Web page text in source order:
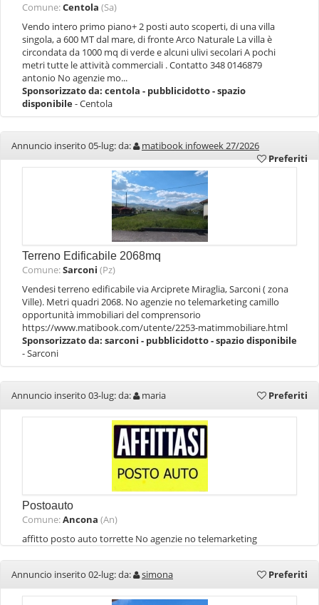
Comune:Centola (Sa)
Vendo intero primo piano+ 2 posti auto scoperti, di una villa
singola, a 600 MT dal mare, di fronte Arco Naturale La villa è
circondata da 1000 mq di verde e alcuni ulivi secolari A pochi
metri tutte le attività commerciali . Contatto 348 0146879
antonio No agenzie mo...
Sponsorizzato da: centola - pubblicidotto - spazio
disponibile- Centola
Annuncio inserito 05-lug: da:
matibook infoweek 27/2026
Preferiti
Terreno Edificabile 2068mq
Comune:Sarconi (Pz)
Vendesi terreno edificabile via Arciprete Miraglia, Sarconi ( zona
Ville). Metri quadri 2068. No agenzie no telemarketing camillo
opportunità immobiliari del comprensorio
https://www.matibook.com/utente/2253-matimmobiliare.html
Sponsorizzato da: sarconi - pubblicidotto - spazio disponibile
- Sarconi
Annuncio inserito 03-lug: da: maria Preferiti
Postoauto
Comune:Ancona (An)
affitto posto auto torrette No agenzie no telemarketing
Annuncio inserito 02-lug: da: simona Preferiti